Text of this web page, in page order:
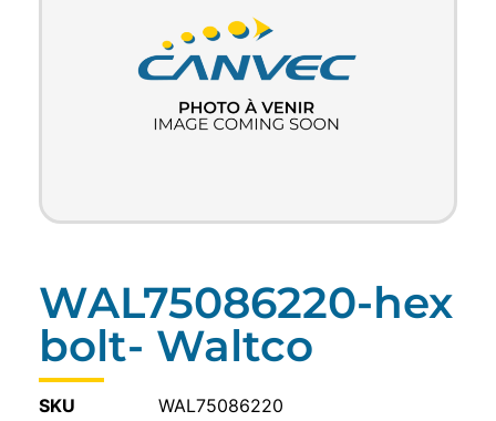
WAL75086220-hex
bolt- Waltco
SKU
WAL75086220